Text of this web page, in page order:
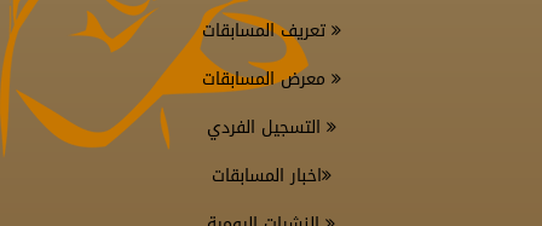
تعريف المسابقات
معرض المسابقات
التسجيل الفردي
اخبار المسابقات